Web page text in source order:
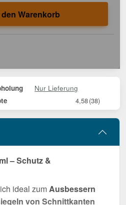
den Warenkorb
Nur Lieferung
4,58(38)
– Schutz &
ideal zumAusbessern
von Schnittkanten